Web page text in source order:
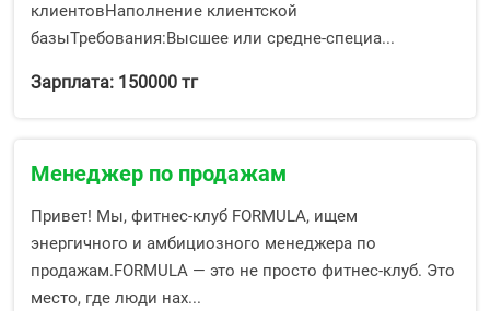
клиентовНаполнение клиентской
базыТребования:Высшее или средне-специа...
Зарплата: 150000 тг
Менеджер по продажам
Привет! Мы, фитнес-клуб FORMULA, ищем
энергичного и амбициозного менеджера по
продажам.FORMULA — это не просто фитнес-клуб. Это
место, где люди нах...